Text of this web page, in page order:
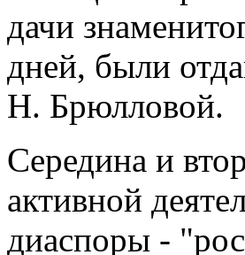
дачи
дней, были
Н. Брюлловой.
Середина и
активной
диаспоры -